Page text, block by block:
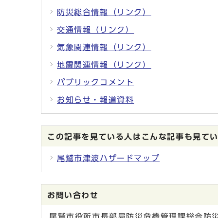
防災総合情報（リンク）
交通情報（リンク）
気象関連情報（リンク）
地震関連情報（リンク）
パブリックコメント
お知らせ・報道資料
この記事を見ている人はこんな記事も見て
尾鷲市津波ハザードマップ
お問い合わせ